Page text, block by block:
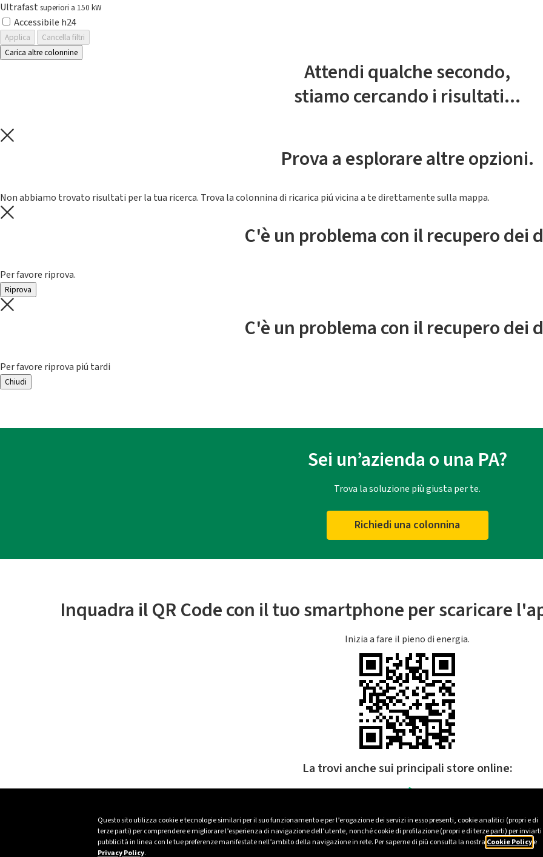
Questo sito utilizza cookie e tecnologie similari per il suo funzionamento e per l’erogazione dei servizi in esso presenti, cookie analitici (propri e di
terze parti) per comprendere e migliorare l’esperienza di navigazione dell’utente, nonché cookie di profilazione (propri e di terze parti) per inviarti
pubblicità in linea con le tue preferenze manifestate nell’ambito della navigazione in rete. Per saperne di più consulta la nostra Cookie Policye
Privacy Policy.
Ultrafast superiori a 150 kW
Accessibile h24
Applica
Cancella filtri
Carica altre colonnine
Attendi qualche secondo,
stiamo cercando i risultati...
Prova a esplorare altre opzioni.
Non abbiamo trovato risultati per la tua ricerca. Trova la colonnina di ricarica piú vicina a te direttamente sulla mappa.
C'è un problema con il recupero dei
Per favore riprova.
Riprova
C'è un problema con il recupero dei
Per favore riprova piú tardi
Chiudi
Sei un’azienda o una PA?
Trova la soluzione più giusta per te.
Richiedi una colonnina
Inquadra il QR Code con il tuo smartphone per scaricare
Inizia a fare il pieno di energia.
La trovi anche sui principali store online: